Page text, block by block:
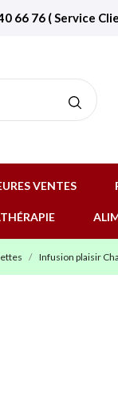
66 76 ( Service
VENTES
Infusion plaisir